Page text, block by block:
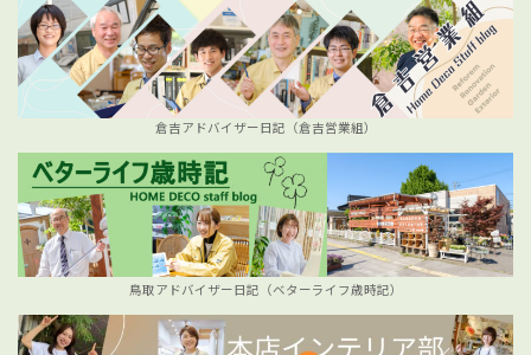
倉吉アドバイザー日記（倉吉営業組）
鳥取アドバイザー日記（ベターライフ歳時記）